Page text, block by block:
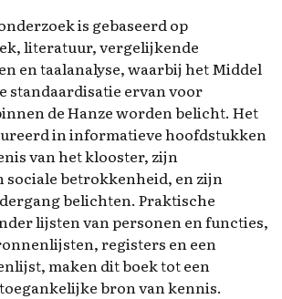
is gebaseerd op
literatuur, vergelijkende
en taalanalyse, waarbij het Middel
standaardisatie ervan voor
de Hanze worden belicht. Het
in informatieve hoofdstukken
van het klooster, zijn
sociale betrokkenheid, en zijn
belichten. Praktische
lijsten van personen en functies,
registers en een
maken dit boek tot een
bron van kennis.